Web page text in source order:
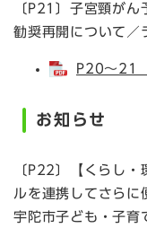
〔P21〕子宮頸が
勧奨再開について／
P20～21
お知らせ
〔P22〕【くらし・
ルを連携してさらに
宇陀市子ども・子育